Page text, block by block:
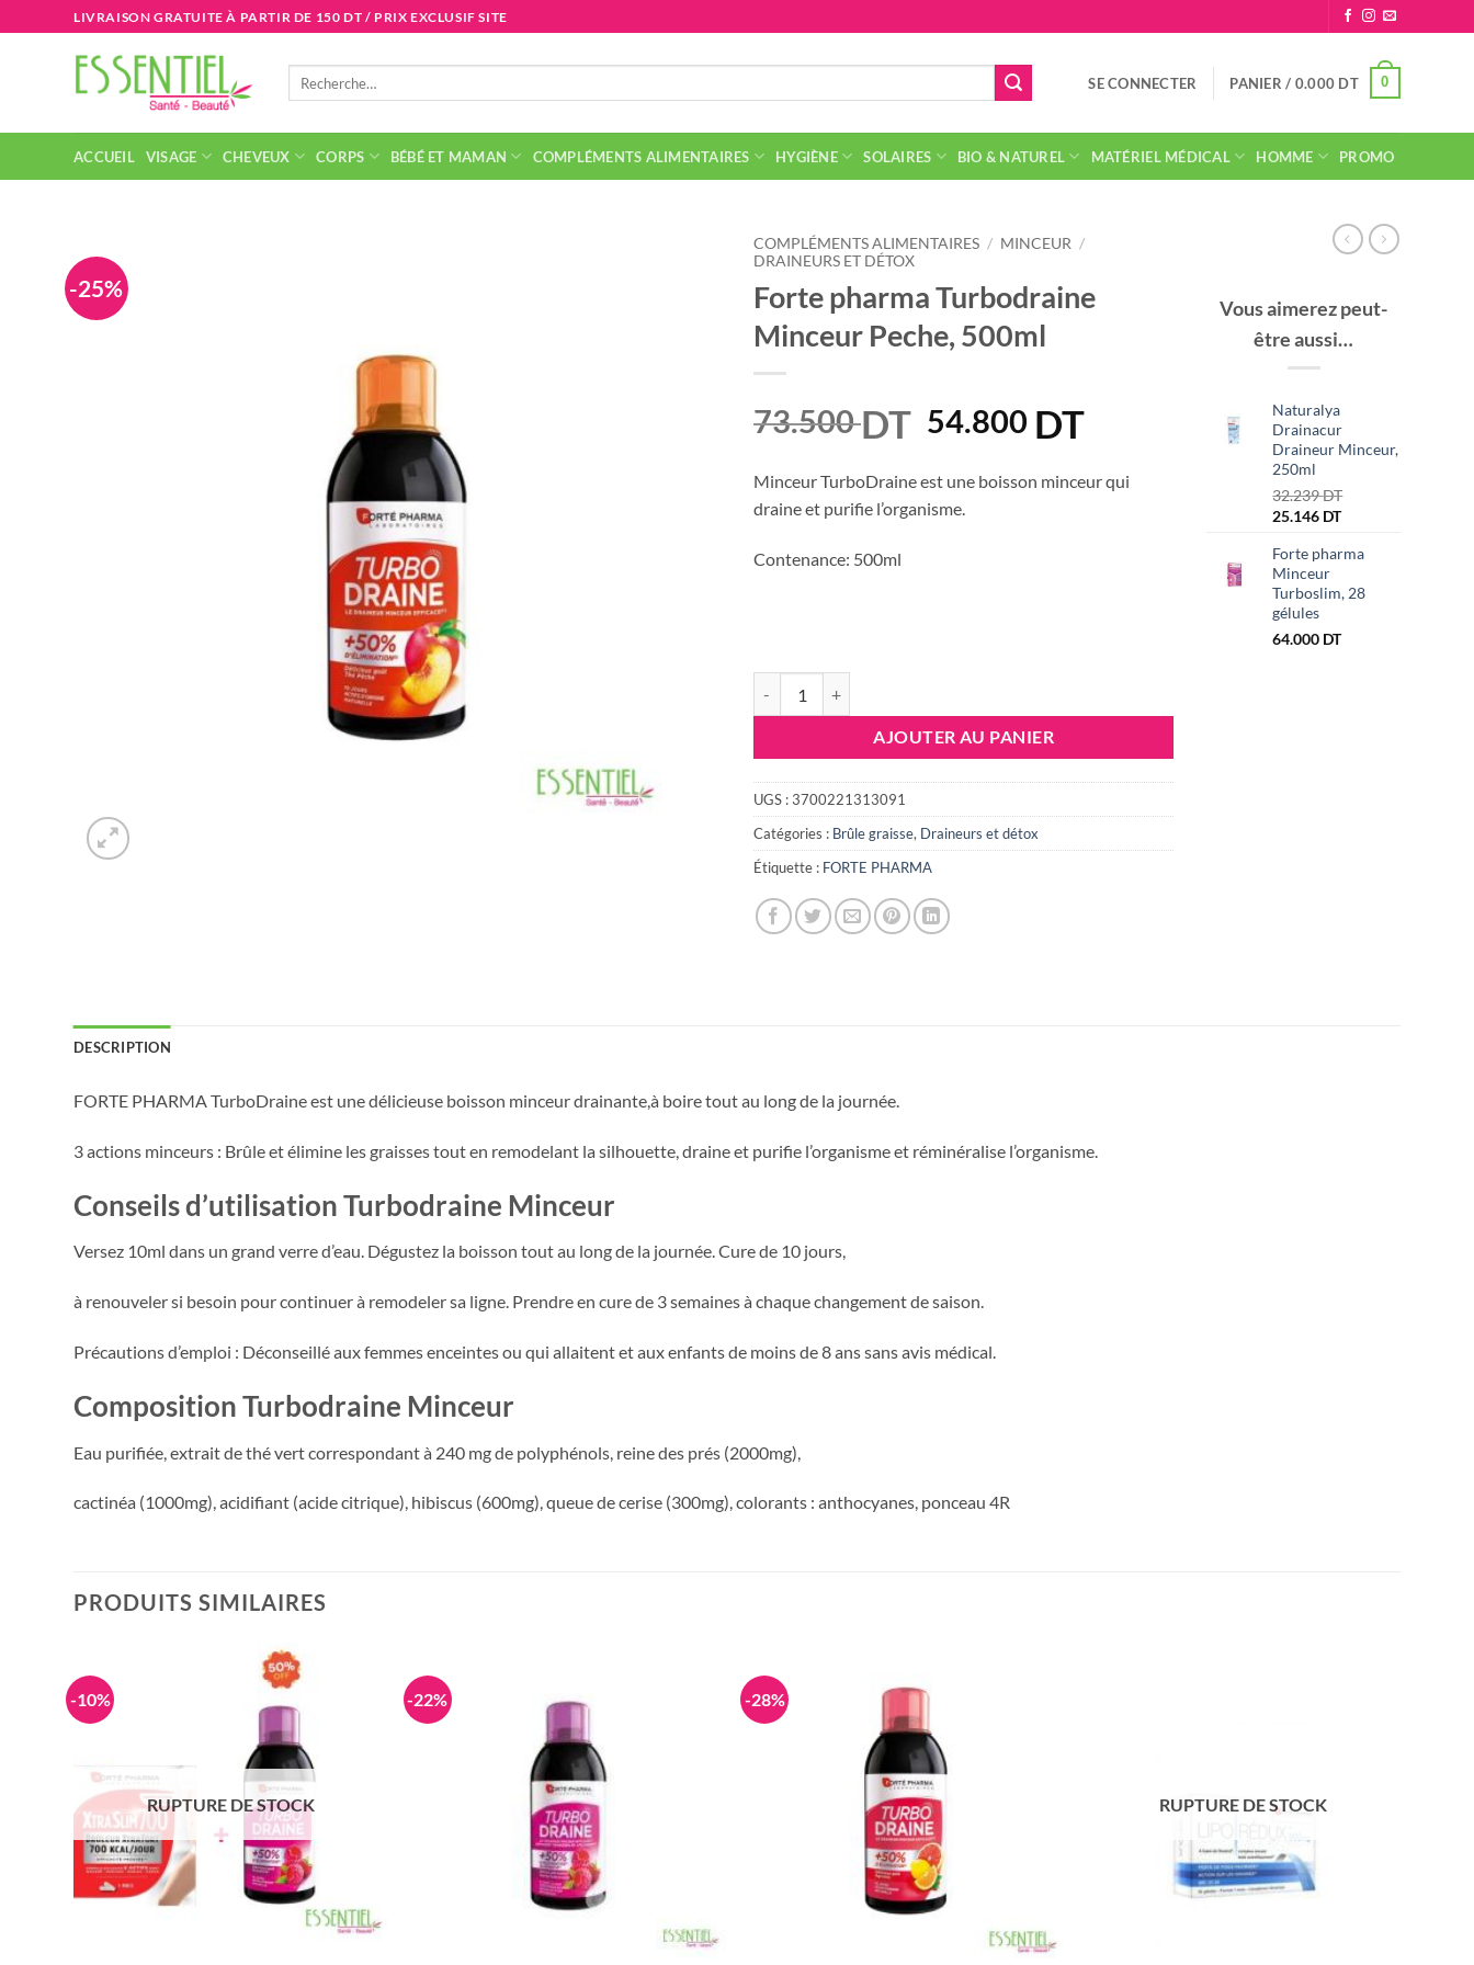
au
LIVRAISON GRATUITE À PARTIR DE 150 DT / PRIX EXCLUSIF SITE
SE CONNECTER PANIER / 0.000 DT 0
ACCUEIL VISAGE CHEVEUX CORPS BÉBÉ ET MAMAN COMPLÉMENTS ALIMENTAIRES HYGIÈNE SOLAIRES BIO & NATUREL MATÉRIEL MÉDICAL HOMME PROMO
-25%
COMPLÉMENTS ALIMENTAIRES / MINCEUR /
DRAINEURS ET DÉTOX
Forte pharma Turbodraine
Minceur Peche, 500ml
73.500DT Le
initial
était :
54.800 DTLe
actuel
Minceur TurboDraine est une boisson minceur qui
draine et purifie l’organisme.
Contenance: 500ml
AJOUTER AU PANIER
UGS :3700221313091
Catégories : Brûle graisse, Draineurs et détox
Étiquette : FORTE PHARMA
Vous aimerez peut-
être aussi…
Naturalya
Drainacur
Draineur Minceur,
250ml
32.239DT
était :
25.146 DTLe
actuel
25.146 DT.
Forte pharma
Minceur
Turboslim, 28
gélules
64.000 DT
DESCRIPTION
FORTE PHARMA TurboDraine est une délicieuse boisson minceur drainante,à boire tout au long de la journée.
3 actions minceurs : Brûle et élimine les graisses tout en remodelant la silhouette, draine et purifie l’organisme et réminéralise l’organisme.
Conseils d’utilisation Turbodraine Minceur
Versez 10ml dans un grand verre d’eau. Dégustez la boisson tout au long de la journée. Cure de 10 jours,
à renouveler si besoin pour continuer à remodeler sa ligne. Prendre en cure de 3 semaines à chaque changement de saison.
Précautions d’emploi : Déconseillé aux femmes enceintes ou qui allaitent et aux enfants de moins de 8 ans sans avis médical.
Composition Turbodraine Minceur
Eau purifiée, extrait de thé vert correspondant à 240 mg de polyphénols, reine des prés (2000mg),
cactinéa (1000mg), acidifiant (acide citrique), hibiscus (600mg), queue de cerise (300mg), colorants : anthocyanes, ponceau 4R
PRODUITS SIMILAIRES
-10%
RUPTURE DE STOCK
-22% -28%
RUPTURE DE STOCK